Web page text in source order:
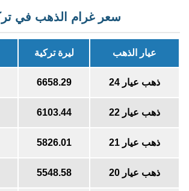
سعر غرام الذهب في
عيار الذهب ليرة تركية
ذهب عيار 24 6658.29
ذهب عيار 22 6103.44
ذهب عيار 21 5826.01
ذهب عيار 20 5548.58